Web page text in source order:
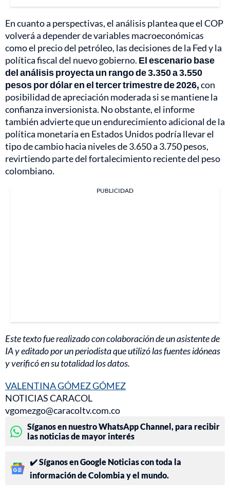
En cuanto a perspectivas, el análisis plantea que el COP
volverá a depender de variables macroeconómicas
como el precio del petróleo, las decisiones de la Fed y la
política fiscal del nuevo gobierno. El escenario base
del análisis proyecta un rango de 3.350 a 3.550
pesos por dólar en el tercer trimestre de 2026,con
posibilidad de apreciación moderada si se mantiene la
confianza inversionista. No obstante, el informe
también advierte que un endurecimiento adicional de la
política monetaria en Estados Unidos podría llevar el
tipo de cambio hacia niveles de 3.650 a 3.750 pesos,
revirtiendo parte del fortalecimiento reciente del peso
colombiano.
PUBLICIDAD
Este texto fue realizado con colaboración de un asistente de
IA y editado por un periodista que utilizó las fuentes idóneas
y verificó en su totalidad los datos.
VALENTINA GÓMEZ GÓMEZ
NOTICIAS CARACOL
vgomezgo@caracoltv.com.co
Síganos en nuestro WhatsApp Channel, para recibir
las noticias de mayor interés
✔️ Síganos en Google Noticias con toda la
información de Colombia y el mundo.